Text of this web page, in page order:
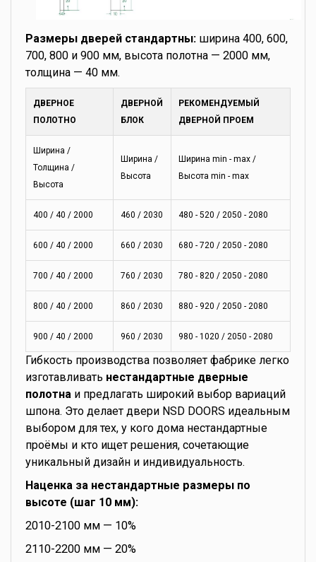
Размеры дверей стандартны: ширина 400, 600,
700, 800 и 900 мм, высота полотна — 2000 мм,
толщина — 40 мм.
ДВЕРНОЕ
ПОЛОТНО
ДВЕРНОЙ
БЛОК
РЕКОМЕНДУЕМЫЙ
ДВЕРНОЙ ПРОЕМ
Ширина /
Толщина /
Высота
Ширина /
Высота
Ширина min - max /
Высота min - max
400 / 40 / 2000 460 / 2030 480 - 520 / 2050 - 2080
600 / 40 / 2000 660 / 2030 680 - 720 / 2050 - 2080
700 / 40 / 2000 760 / 2030 780 - 820 / 2050 - 2080
800 / 40 / 2000 860 / 2030 880 - 920 / 2050 - 2080
900 / 40 / 2000 960 / 2030 980 - 1020 / 2050 - 2080
Гибкость производства позволяет фабрике легко
изготавливать нестандартные дверные
полотна и предлагать широкий выбор вариаций
шпона. Это делает двери NSD DOORS идеальным
выбором для тех, у кого дома нестандартные
проёмы и кто ищет решения, сочетающие
уникальный дизайн и индивидуальность.
Наценка за нестандартные размеры по
высоте (шаг 10 мм):
2010-2100 мм — 10%
2110-2200 мм — 20%